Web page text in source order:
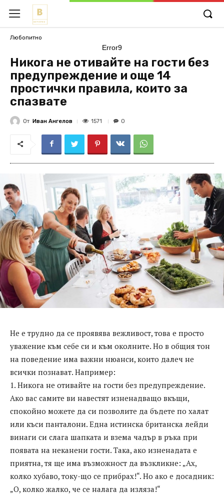
Любопитно
Error9
Никога не отивайте на гости без
предупреждение и още 14
простички правила, които за
спазвате
От Иван Ангелов 1571 0
Не е трудно да се проявява вежливост, това е просто
уважение към себе си и към околните. Но в общия тон
на поведение има важни нюанси, които далеч не
всички познават. Например:
1. Никога не отивайте на гости без предупреждение.
Ако вас самите ви навестят изненадващо вкъщи,
спокойно можете да си позволите да бъдете по халат
или къси панталони. Една истинска британска лейди
винаги си слага шапката и взема чадър в ръка при
появата на неканени гости. Така, ако изненадата е
приятна, тя ще има възможност да възкликне: „Ах,
колко хубаво, току-що се прибрах!“. Но ако е досадник:
„О, колко жалко, че се налага да изляза!“